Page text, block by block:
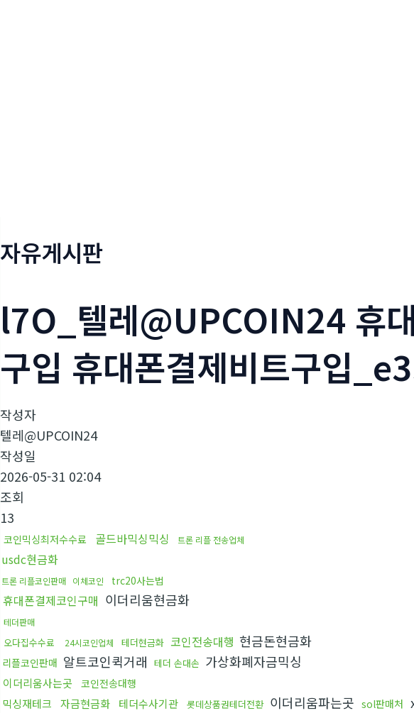
자유게시판
l7O_텔레@UPCOIN24 휴
구입 휴대폰결제비트구입
작성자
텔레@UPCOIN24
작성일
2026-05-31 02:04
조회
13
코인믹싱최저수수료 골드바믹싱믹싱 트론 리플 전송업체
usdc현금화
트론 리플코인판매 이체코인 trc20사는법
휴대폰결제코인구매 이더리움현금화
테더판매
오다집수수료 24시코인업체 테더현금화 코인전송대행 현금돈현금화
리플코인판매 알트코인퀵거래 테더 손대손 가상화폐자금믹싱
이더리움사는곳 코인전송대행
믹싱재테크 자금현금화 테더수사기관 롯데상품권테더전환 이더리움파는곳 sol판매처